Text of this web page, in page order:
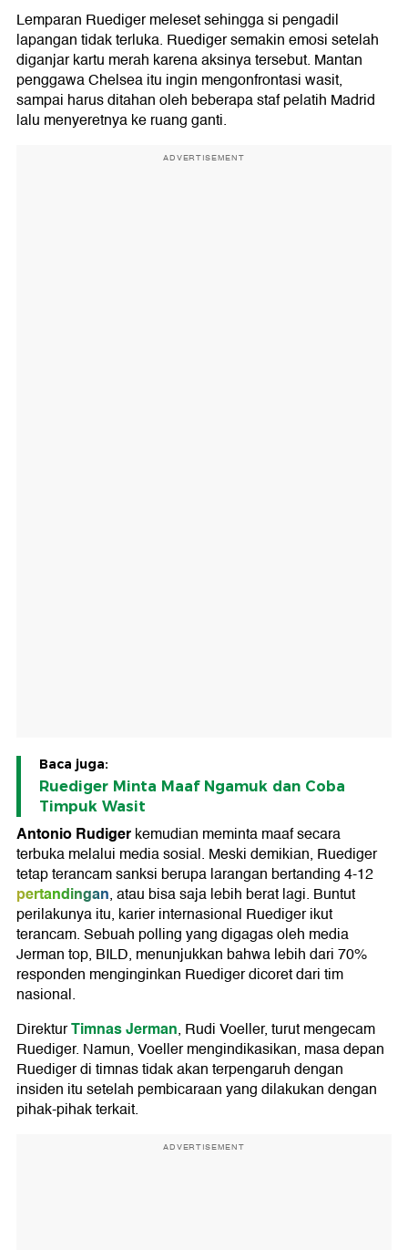
Lemparan Ruediger meleset sehingga si pengadil
lapangan tidak terluka. Ruediger semakin emosi setelah
diganjar kartu merah karena aksinya tersebut. Mantan
penggawa Chelsea itu ingin mengonfrontasi wasit,
sampai harus ditahan oleh beberapa staf pelatih Madrid
lalu menyeretnya ke ruang ganti.
ADVERTISEMENT
Baca juga:
Ruediger Minta Maaf Ngamuk dan Coba
Timpuk Wasit
Antonio Rudigerkemudian meminta maaf secara
terbuka melalui media sosial. Meski demikian, Ruediger
tetap terancam sanksi berupa larangan bertanding 4-12
pertandingan, atau bisa saja lebih berat lagi. Buntut
perilakunya itu, karier internasional Ruediger ikut
terancam. Sebuah polling yang digagas oleh media
Jerman top, BILD, menunjukkan bahwa lebih dari 70%
responden menginginkan Ruediger dicoret dari tim
nasional.
DirekturTimnas Jerman, Rudi Voeller, turut mengecam
Ruediger. Namun, Voeller mengindikasikan, masa depan
Ruediger di timnas tidak akan terpengaruh dengan
insiden itu setelah pembicaraan yang dilakukan dengan
pihak-pihak terkait.
ADVERTISEMENT